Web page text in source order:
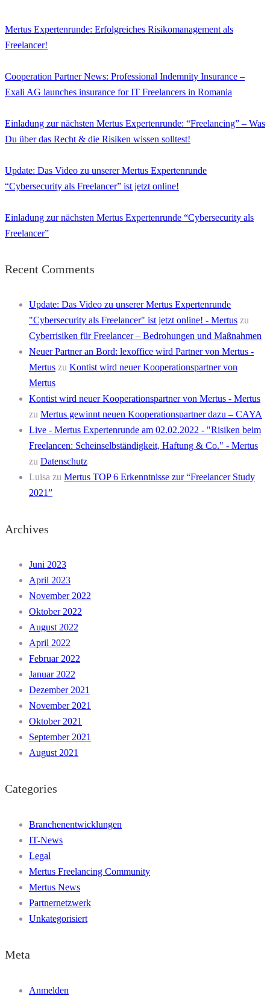
Mertus Expertenrunde: Erfolgreiches Risikomanagement als
Freelancer!
Cooperation Partner News: Professional Indemnity Insurance –
Exali AG launches insurance for IT Freelancers in Romania
Einladung zur nächsten Mertus Expertenrunde: “Freelancing” – Was
Du über das Recht & die Risiken wissen solltest!
Update: Das Video zu unserer Mertus Expertenrunde
“Cybersecurity als Freelancer” ist jetzt online!
Einladung zur nächsten Mertus Expertenrunde “Cybersecurity als
Freelancer”
Recent Comments
Update: Das Video zu unserer Mertus Expertenrunde
"Cybersecurity als Freelancer" ist jetzt online! - Mertus zu
Cyberrisiken für Freelancer – Bedrohungen und Maßnahmen
Neuer Partner an Bord: lexoffice wird Partner von Mertus -
Mertus zu Kontist wird neuer Kooperationspartner von
Mertus
Kontist wird neuer Kooperationspartner von Mertus - Mertus
zu Mertus gewinnt neuen Kooperationspartner dazu – CAYA
Live - Mertus Expertenrunde am 02.02.2022 - "Risiken beim
Freelancen: Scheinselbständigkeit, Haftung & Co." - Mertus
zu Datenschutz
Luisa zu Mertus TOP 6 Erkenntnisse zur “Freelancer Study
2021”
Archives
Juni 2023
April 2023
November 2022
Oktober 2022
August 2022
April 2022
Februar 2022
Januar 2022
Dezember 2021
November 2021
Oktober 2021
September 2021
August 2021
Categories
Branchenentwicklungen
IT-News
Legal
Mertus Freelancing Community
Mertus News
Partnernetzwerk
Unkategorisiert
Meta
Anmelden